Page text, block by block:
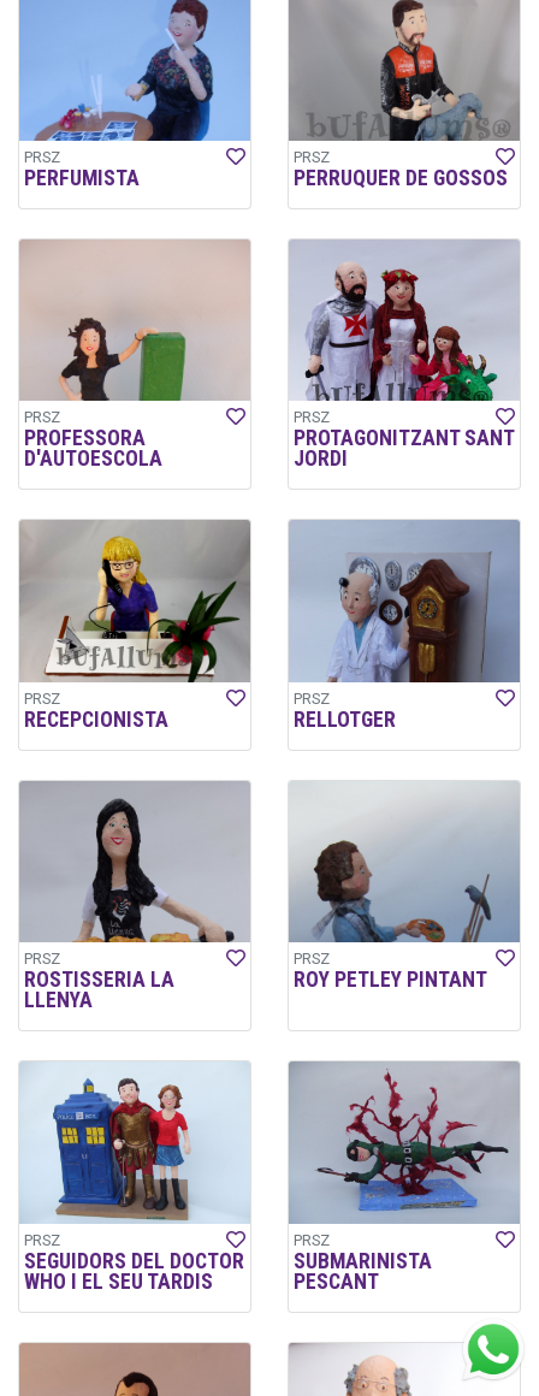
PRSZ
PERFUMISTA
PRSZ
PERRUQUER DE GOSSOS
PRSZ
PROFESSORA
D'AUTOESCOLA
PRSZ
PROTAGONITZANT SANT
JORDI
PRSZ
RECEPCIONISTA
PRSZ
RELLOTGER
PRSZ
ROSTISSERIA LA
LLENYA
PRSZ
ROY PETLEY PINTANT
PRSZ
SEGUIDORS DEL DOCTOR
WHO I EL SEU TARDIS
PRSZ
SUBMARINISTA
PESCANT